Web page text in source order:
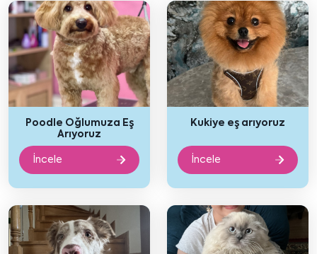
Poodle Oğlumuza Eş
Arıyoruz
İncele
Kukiye eş arıyoruz
İncele